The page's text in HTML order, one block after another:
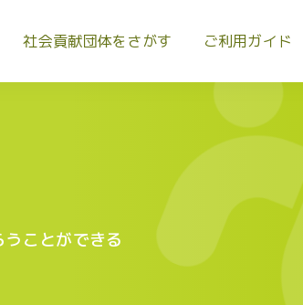
社会貢献団体をさがす ご利用ガイド
ことができる